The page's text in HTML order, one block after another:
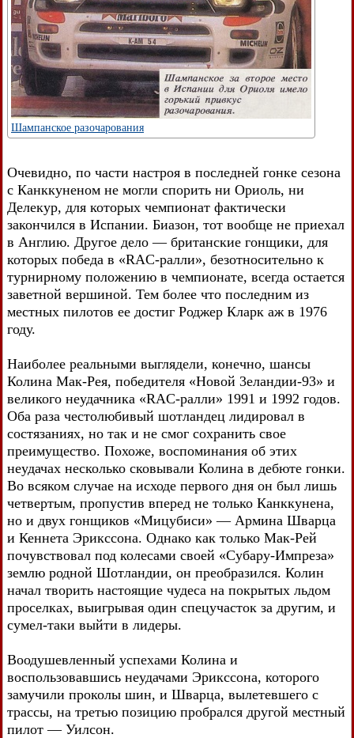
Шампанское разочарования
Очевидно, по части настроя в последней гонке сезона
с Канккуненом не могли спорить ни Ориоль, ни
Делекур, для которых чемпионат фактически
закончился в Испании. Биазон, тот вообще не приехал
в Англию. Другое дело — британские гонщики, для
которых победа в «RAC-ралли», безотносительно к
турнирному положению в чемпионате, всегда остается
заветной вершиной. Тем более что последним из
местных пилотов ее достиг Роджер Кларк аж в 1976
году.
Наиболее реальными выглядели, конечно, шансы
Колина Мак-Рея, победителя «Новой 3еландии-93» и
великого неудачника «RAC-ралли» 1991 и 1992 годов.
Оба раза честолюбивый шотландец лидировал в
состязаниях, но так и не смог сохранить свое
преимущество. Похоже, воспоминания об этих
неудачах несколько сковывали Колина в дебюте гонки.
Во всяком случае на исходе первого дня он был лишь
четвертым, пропустив вперед не только Канккунена,
но и двух гонщиков «Мицубиси» — Армина Шварца
и Кеннета Эрикссона. Однако как только Мак-Рей
почувствовал под колесами своей «Субару-Импреза»
землю родной Шотландии, он преобразился. Колин
начал творить настоящие чудеса на покрытых льдом
проселках, выигрывая один спецучасток за другим, и
сумел-таки выйти в лидеры.
Воодушевленный успехами Колина и
воспользовавшись неудачами Эрикссона, которого
замучили проколы шин, и Шварца, вылетевшего с
трассы, на третью позицию пробрался другой местный
пилот — Уилсон.